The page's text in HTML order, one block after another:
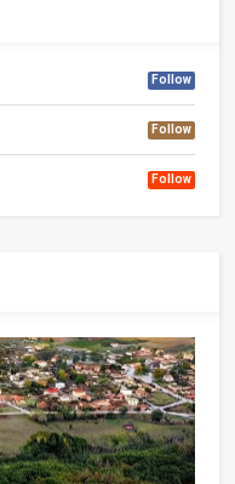
Follow
Follow
Follow